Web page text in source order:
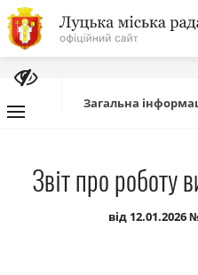
На
головну
сайту
Про
Загальна
Звіт про роботу
від